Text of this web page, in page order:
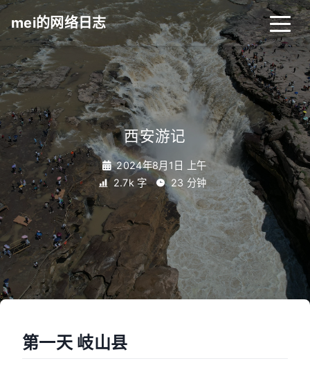
mei的网络日志
西安游记
2024年8月1日 上午
2.7k 字
23 分钟
第一天 岐山县